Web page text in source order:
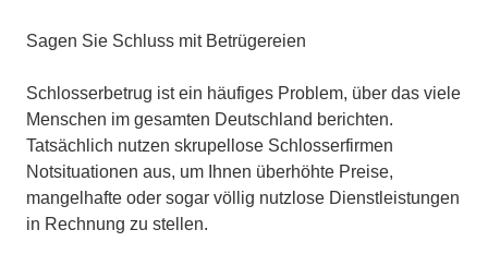
Sagen Sie Schluss mit Betrügereien
Schlosserbetrug ist ein häufiges Problem, über das viele
Menschen im gesamten Deutschland berichten.
Tatsächlich nutzen skrupellose Schlosserfirmen
Notsituationen aus, um Ihnen überhöhte Preise,
mangelhafte oder sogar völlig nutzlose Dienstleistungen
in Rechnung zu stellen.